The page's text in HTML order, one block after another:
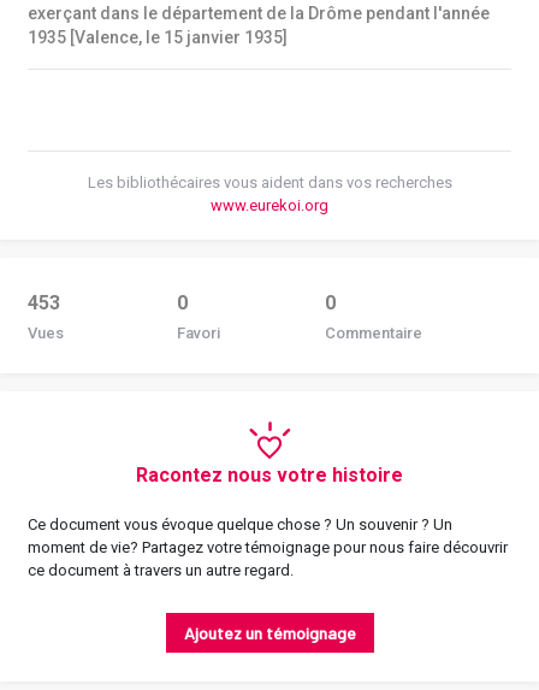
exerçant dans le département de la Drôme pendant l'année
1935 [Valence, le 15 janvier 1935]
Les bibliothécaires vous aident dans vos recherches
www.eurekoi.org
453
Vues
0
Favori
0
Commentaire
Racontez nous votre histoire
Ce document vous évoque quelque chose ? Un souvenir ? Un
moment de vie? Partagez votre témoignage pour nous faire découvrir
ce document à travers un autre regard.
Ajoutez un témoignage